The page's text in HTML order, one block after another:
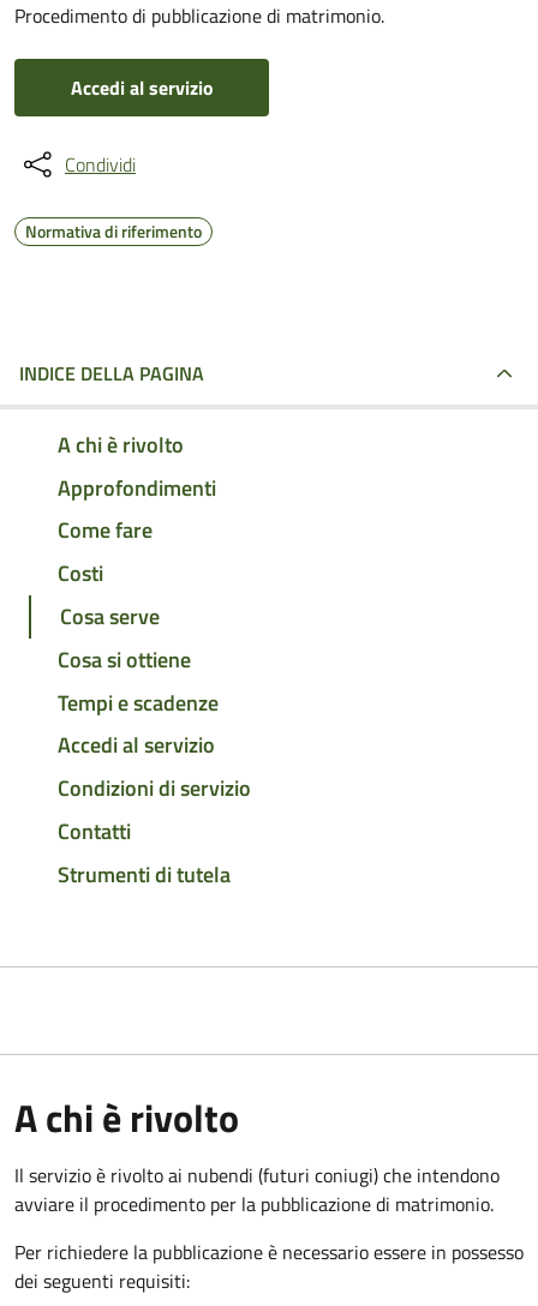
Procedimento di pubblicazione di matrimonio.
Accedi al servizio
Condividi
Normativa di riferimento
INDICE DELLA PAGINA
A chi è rivolto
Approfondimenti
Come fare
Costi
Cosa serve
Cosa si ottiene
Tempi e scadenze
Accedi al servizio
Condizioni di servizio
Contatti
Strumenti di tutela
A chi è rivolto
Il servizio è rivolto ai nubendi (futuri coniugi) che intendono
avviare il procedimento per la pubblicazione di matrimonio.
Per richiedere la pubblicazione è necessario essere in possesso
dei seguenti requisiti: